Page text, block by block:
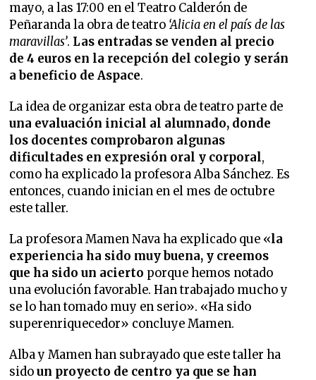
mayo, a las 17:00 en el Teatro Calderón de
Peñaranda la obra de teatro ‘Alicia en el país de las
maravillas’. Las entradas se venden al precio
de 4 euros en la recepción del colegio y serán
a beneficio de Aspace.
La idea de organizar esta obra de teatro parte de
una evaluación inicial al alumnado, donde
los docentes comprobaron algunas
dificultades en expresión oral y corporal,
como ha explicado la profesora Alba Sánchez. Es
entonces, cuando inician en el mes de octubre
este taller.
La profesora Mamen Nava ha explicado que «la
experiencia ha sido muy buena, y creemos
que ha sido un acierto porque hemos notado
una evolución favorable. Han trabajado mucho y
se lo han tomado muy en serio». «Ha sido
superenriquecedor» concluye Mamen.
Alba y Mamen han subrayado que este taller ha
sidoun proyecto de centro ya que se han